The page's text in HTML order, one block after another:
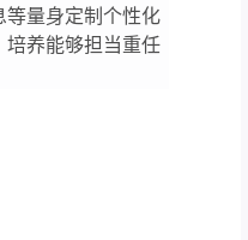
等量身定制个性化
培养能够担当重任